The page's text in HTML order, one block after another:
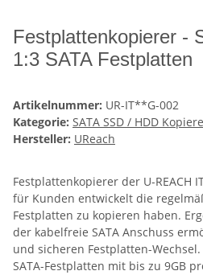
Festplattenkopierer -
1:3 SATA Festplatten
Artikelnummer: UR-IT**G-002
Kategorie: SATA SSD / HDD
Hersteller: UReach
Festplattenkopierer der U-REACH
für Kunden entwickelt die
Festplatten zu kopieren haben.
der kabelfreie SATA Anschuss
und sicheren Festplatten-
SATA-Festplatten mit bis zu 9GB